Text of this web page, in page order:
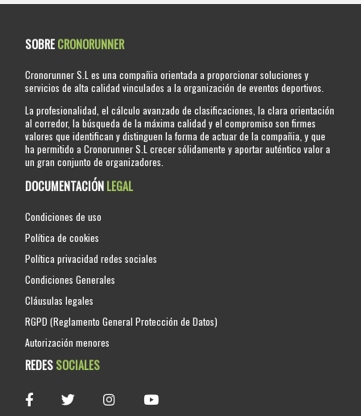
SOBRECRONORUNNER
Cronorunner S.L es una compañia orientada a proporcionar soluciones y
servicios de alta calidad vinculados a la organización de eventos deportivos.
La profesionalidad, el cálculo avanzado de clasificaciones, la clara orientación
al corredor, la búsqueda de la máxima calidad y el compromiso son firmes
valores que identifican y distinguen la forma de actuar de la compañia, y que
ha permitido a Cronorunner S.L crecer sólidamente y aportar auténtico valor a
un gran conjunto de organizadores.
DOCUMENTACIÓNLEGAL
Condiciones de uso
Política de cookies
Política privacidad redes sociales
Condiciones Generales
Cláusulas legales
RGPD (Reglamento General Protección de Datos)
Autorización menores
REDESSOCIALES